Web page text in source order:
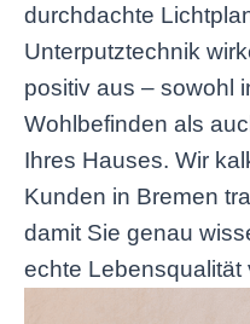
durchdachte
Unterputztechnik
positiv aus – sowohl
Wohlbefinden als
Ihres Hauses. Wir
Kunden in Bremen
damit Sie genau
echte Lebensqualität